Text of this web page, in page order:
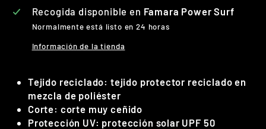
Recogida disponible en Famara Power Surf
Normalmente está listo en 24 horas
Información de la tienda
Tejido reciclado: tejido protector reciclado en
mezcla de poliéster
Corte: corte muy ceñido
Protección UV: protección solar UPF 50